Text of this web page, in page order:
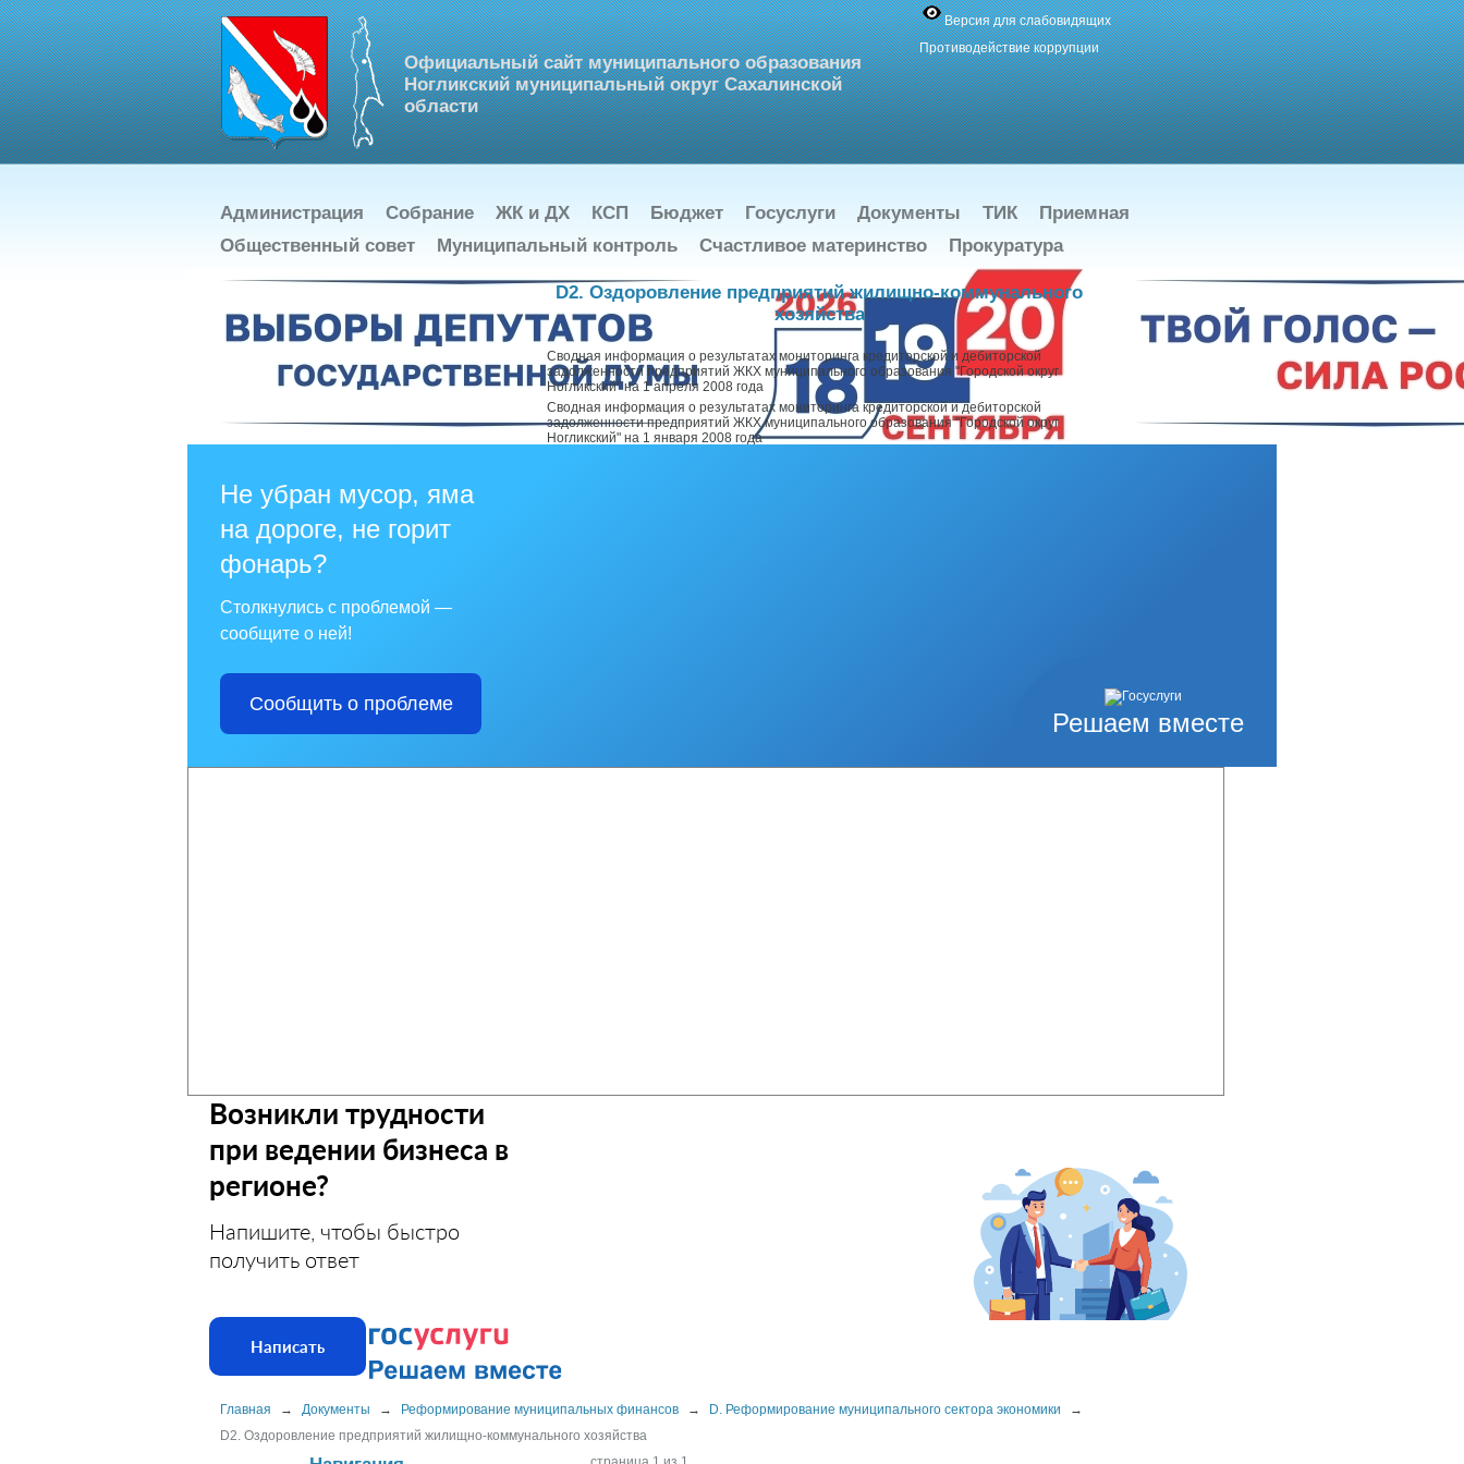
Официальный сайт муниципального образования
Ногликский муниципальный округ Сахалинской
области
Версия для слабовидящих
Противодействие коррупции
Администрация Собрание ЖК и ДХ КСП Бюджет Госуслуги Документы ТИК
Приемная
Общественный совет
Муниципальный контроль Счастливое материнство Прокуратура
Решаем вместе
Не убран мусор, яма
на дороге, не горит
фонарь?
Столкнулись с проблемой —
сообщите о ней!
Сообщить о проблеме
Возникли трудности
при ведении бизнеса в
регионе?
Напишите, чтобы быстро
получить ответ
Написать
Главная → Документы → Реформирование муниципальных финансов → D. Реформирование муниципального сектора экономики
→
D2. Оздоровление предприятий жилищно-коммунального хозяйства
D2. Оздоровление предприятий жилищно-коммунального
хозяйства
Сводная информация о результатах мониторинга кредиторской и дебиторской
задолженности предприятий ЖКХ муниципального образования "Городской округ
Ногликский" на 1 апреля 2008 года
Сводная информация о результатах мониторинга кредиторской и дебиторской
задолженности предприятий ЖКХ муниципального образования "Городской округ
Ногликский" на 1 января 2008 года